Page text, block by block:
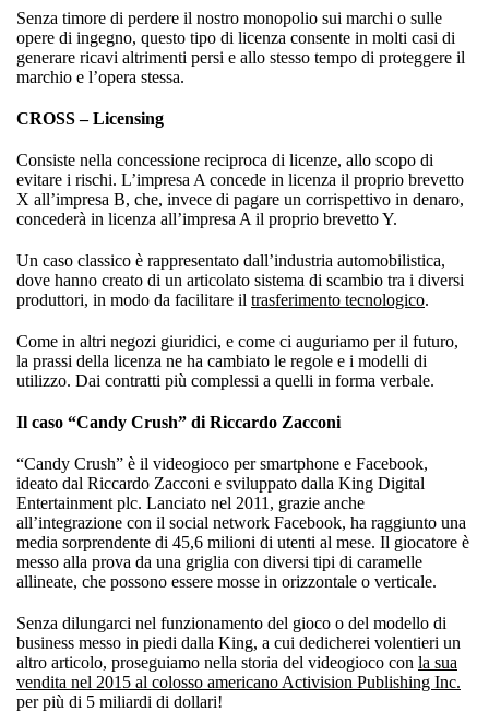
Senza timore di perdere il nostro monopolio sui marchi o sulle
opere di ingegno, questo tipo di licenza consente in molti casi di
generare ricavi altrimenti persi e allo stesso tempo di proteggere il
marchio e l’opera stessa.
CROSS – Licensing
Consiste nella concessione reciproca di licenze, allo scopo di
evitare i rischi. L’impresa A concede in licenza il proprio brevetto
X all’impresa B, che, invece di pagare un corrispettivo in denaro,
concederà in licenza all’impresa A il proprio brevetto Y.
Un caso classico è rappresentato dall’industria automobilistica,
dove hanno creato di un articolato sistema di scambio tra i diversi
produttori, in modo da facilitare il trasferimento tecnologico.
Come in altri negozi giuridici, e come ci auguriamo per il futuro,
la prassi della licenza ne ha cambiato le regole e i modelli di
utilizzo. Dai contratti più complessi a quelli in forma verbale.
Il caso “Candy Crush” di Riccardo Zacconi
“Candy Crush” è il videogioco per smartphone e Facebook,
ideato dal Riccardo Zacconi e sviluppato dalla King Digital
Entertainment plc. Lanciato nel 2011, grazie anche
all’integrazione con il social network Facebook, ha raggiunto una
media sorprendente di 45,6 milioni di utenti al mese. Il giocatore è
messo alla prova da una griglia con diversi tipi di caramelle
allineate, che possono essere mosse in orizzontale o verticale.
Senza dilungarci nel funzionamento del gioco o del modello di
business messo in piedi dalla King, a cui dedicherei volentieri un
altro articolo, proseguiamo nella storia del videogioco con la sua
vendita nel 2015 al colosso americano Activision Publishing Inc.
per più di 5 miliardi di dollari!